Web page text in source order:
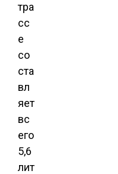
тра
сс
е
со
ста
вл
яет
вс
его
5,6
лит